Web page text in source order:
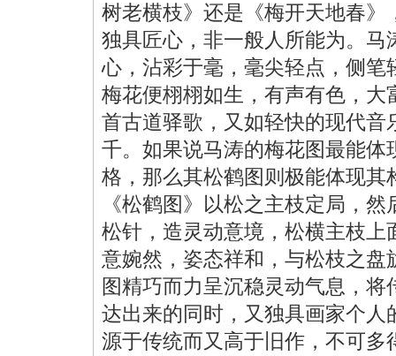
树老横枝》还是《梅开天地春》
独具匠心，非一般人所能为。马
心，沾彩于毫，毫尖轻点，侧笔
梅花便栩栩如生，有声有色，大
首古道驿歌，又如轻快的现代音
千。如果说马涛的梅花图最能体
格，那么其松鹤图则极能体现其
《松鹤图》以松之主枝定局，
松针，造灵动意境，松横主枝上
意婉然，姿态祥和，与松枝之盘
图精巧而力呈沉稳灵动气息，将
达出来的同时，又独具画家个人
源于传统而又高于旧作，不可多